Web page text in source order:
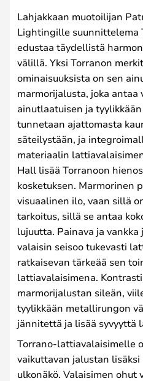
Lahjakkaan muotoilijan
Lightingille suunnittelema
edustaa täydellistä
välillä. Yksi Torranon
ominaisuuksista on sen
marmorijalusta, joka antaa
ainutlaatuisen ja
tunnetaan ajattomasta
säteilystään, ja
materiaalin
Hall lisää Torranoon
kosketuksen. Marmorinen
visuaalinen ilo, vaan sillä
tarkoitus, sillä se antaa
lujuutta. Painava ja
valaisin seisoo tukevasti
ratkaisevan tärkeää sen
lattiavalaisimena.
marmorijalustan sileän,
tyylikkään metallirungon
jännitettä ja lisää syvyyttä
Torrano-lattiavalaisimelle
vaikuttavan jalustan
ulkonäkö. Valaisimen ohut